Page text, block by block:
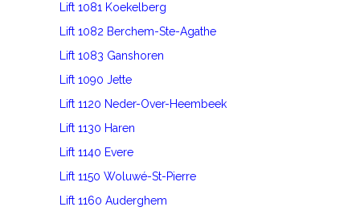
Lift 1081 Koekelberg
Lift 1082 Berchem-Ste-Agathe
Lift 1083 Ganshoren
Lift 1090 Jette
Lift 1120 Neder-Over-Heembeek
Lift 1130 Haren
Lift 1140 Evere
Lift 1150 Woluwé-St-Pierre
Lift 1160 Auderghem